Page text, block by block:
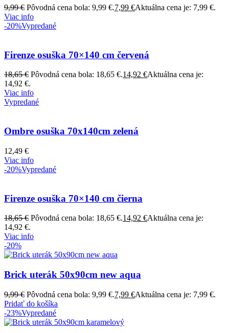
9,99€ Pôvodná cena bola: 9,99 €.7,99 €Aktuálna cena je: 7,99 €.
Viac info
-20%Vypredané
Firenze osuška 70×140 cm červená
18,65€ Pôvodná cena bola: 18,65 €.14,92 €Aktuálna cena je:
14,92 €.
Viac info
Vypredané
Ombre osuška 70x140cm zelená
12,49 €
Viac info
-20%Vypredané
Firenze osuška 70×140 cm čierna
18,65€ Pôvodná cena bola: 18,65 €.14,92 €Aktuálna cena je:
14,92 €.
Viac info
-20%
Brick uterák 50x90cm new aqua
9,99€ Pôvodná cena bola: 9,99 €.7,99 €Aktuálna cena je: 7,99 €.
Pridať do košíka
-23%Vypredané